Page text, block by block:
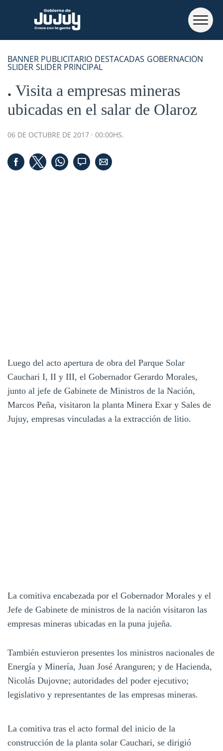
BANNER PUBLICITARIO DESTACADAS GOBERNACIÓN
SLIDER SLIDER PRINCIPAL
Visita a empresas mineras
ubicadas en el salar de Olaroz
06 DE OCTUBRE DE 2017 · 00:00HS.
Luego del acto apertura de obra del Parque Solar
Cauchari I, II y III, el Gobernador Gerardo Morales,
junto al jefe de Gabinete de Ministros de la Nación,
Marcos Peña, visitaron la planta Minera Exar y Sales de
Jujuy, empresas vinculadas a la extracción de litio.
La comitiva encabezada por el Gobernador Morales y el
Jefe de Gabinete de ministros de la nación visitaron las
empresas mineras ubicadas en la puna jujeña.
También estuvieron presentes los ministros nacionales de
Energía y Minería, Juan José Aranguren; y de Hacienda,
Nicolás Dujovne; autoridades del poder ejecutivo;
legislativo y representantes de las empresas mineras.
La comitiva tras el acto formal del inicio de la
construcción de la planta solar Cauchari, se dirigió